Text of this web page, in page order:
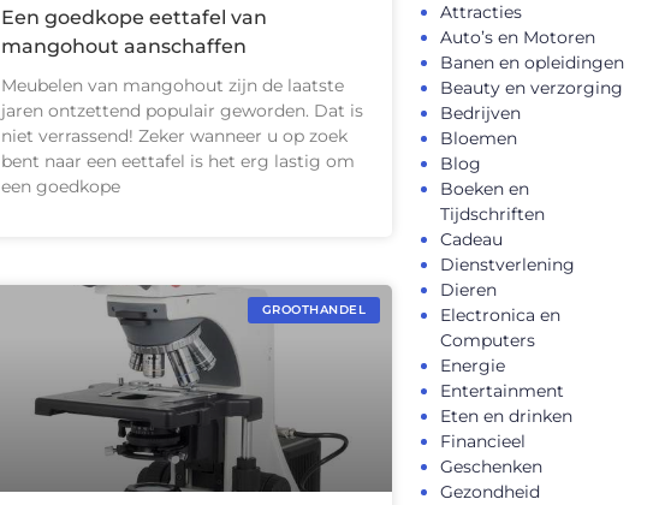
Een goedkope eettafel van
mangohout aanschaffen
Meubelen van mangohout zijn de laatste
jaren ontzettend populair geworden. Dat is
niet verrassend! Zeker wanneer u op zoek
bent naar een eettafel is het erg lastig om
een goedkope
GROOTHANDEL
Attracties
Auto’s en Motoren
Banen en opleidingen
Beauty en verzorging
Bedrijven
Bloemen
Blog
Boeken en
Tijdschriften
Cadeau
Dienstverlening
Dieren
Electronica en
Computers
Energie
Entertainment
Eten en drinken
Financieel
Geschenken
Gezondheid